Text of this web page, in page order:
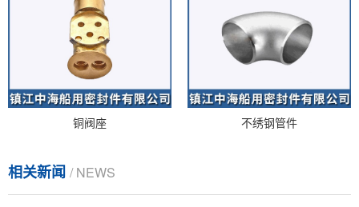
铜阀座 不绣钢管件
相关新闻 / NEWS